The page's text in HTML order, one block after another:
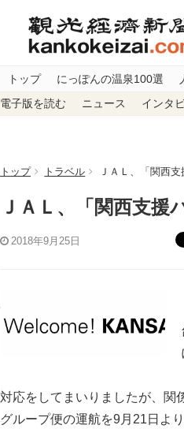
トップ にっぽんの温泉100選
電子版を読む ニュース インタ
トップ トラベル ＪＡＬ、「関西
ＪＡＬ、「関西支援
2018年9月25日
対応をしてまいりましたが、関
グループ便の運航を9月21日よ